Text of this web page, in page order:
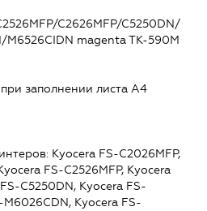
C2626MFP/C5250DN/
magenta TK-590M
заполнении листа А4
Kyocera FS-C2026MFP,
FS-C2526MFP, Kyocera
C5250DN, Kyocera FS-
Kyocera FS-